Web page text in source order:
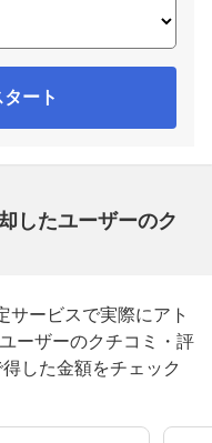
タート
したユーザーのク
サービスで実際にアト
ーザーのクチコミ・評
した金額をチェック